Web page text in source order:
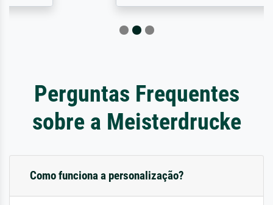
Perguntas Frequentes
sobre a Meisterdrucke
Como funciona a personalização?